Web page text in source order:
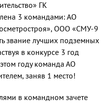
ГК
3 командами: АО
ООО «СМУ-9
звание лучших подземных
в конкурсе 3 год
году команда АО
заняв 1 место!
в командном зачете